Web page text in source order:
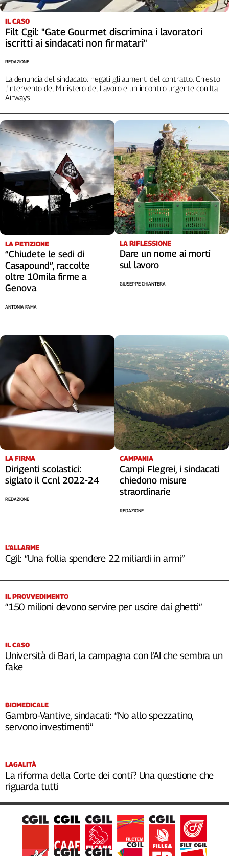
IL CASO
Filt Cgil: "Gate Gourmet discrimina i lavoratori
iscritti ai sindacati non firmatari"
La denuncia del sindacato: negati gli aumenti del contratto. Chiesto
l'intervento del Ministero del Lavoro e un incontro urgente con Ita
Airways
REDAZIONE
LA PETIZIONE
“Chiudete le sedi di
Casapound”, raccolte
oltre 10mila firme a
Genova
ANTONIA FAMA
LA RIFLESSIONE
Dare un nome ai morti
sul lavoro
GIUSEPPE CHIANTERA
LA FIRMA
Dirigenti scolastici:
siglato il Ccnl 2022-24
REDAZIONE
CAMPANIA
Campi Flegrei, i sindacati
chiedono misure
straordinarie
REDAZIONE
L’ALLARME
Cgil: “Una follia spendere 22 miliardi in armi”
IL PROVVEDIMENTO
“150 milioni devono servire per uscire dai ghetti”
IL CASO
Università di Bari, la campagna con l’AI che sembra un
fake
BIOMEDICALE
Gambro-Vantive, sindacati: “No allo spezzatino,
servono investimenti”
LAGALITÀ
La riforma della Corte dei conti? Una questione che
riguarda tutti